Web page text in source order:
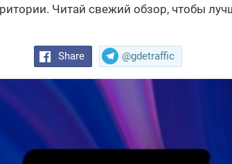
Читай свежий обзор, чтобы
Share @gdetraffic